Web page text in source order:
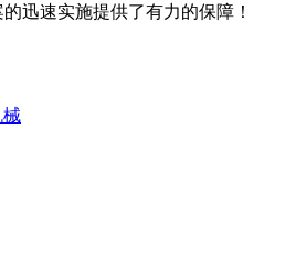
迅速实施提供了有力的保障！